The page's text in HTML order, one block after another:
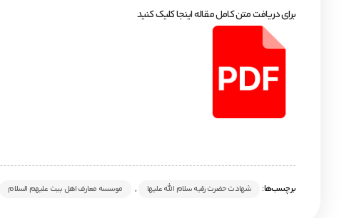
برای دریافت متن کامل مقاله اینجا کلیک کنید
برچسب‌ها: شهادت حضرت رقیه سلام الله علیها , موسسه معارف اهل بیت علیهم السلام